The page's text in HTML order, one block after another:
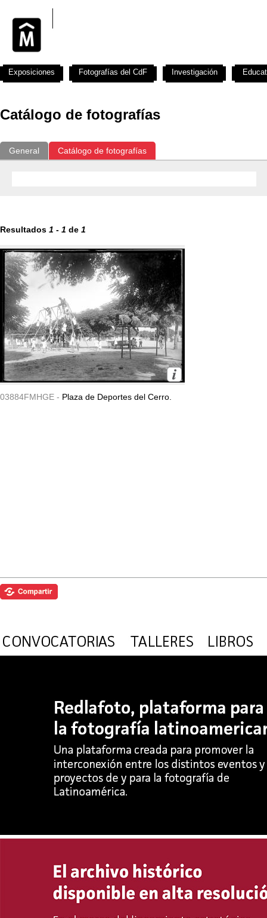
Catálogo de fotografías
General Catálogo de fotografías
Resultados 1 - 1 de 1
03884FMHGE - Plaza de Deportes del Cerro.
Exposiciones Fotografías del CdF Investigación